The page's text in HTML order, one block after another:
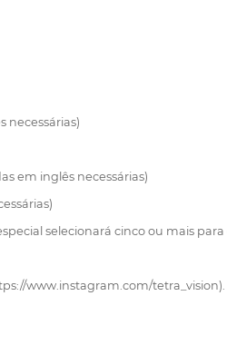
necessárias)
em inglês necessárias)
selecionará cinco ou mais para
www.instagram.com/tetra_vision).